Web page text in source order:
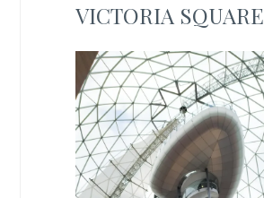
VICTORIA SQUARE